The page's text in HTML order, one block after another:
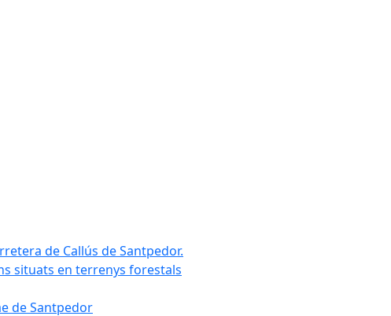
de Callús de Santpedor.
situats en terrenys forestals
de Santpedor